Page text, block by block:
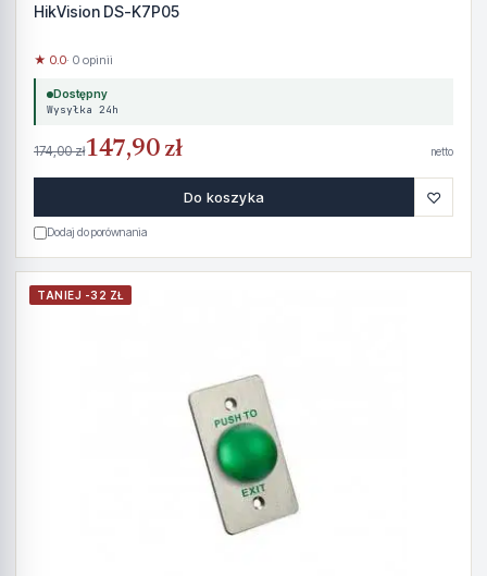
HikVision DS-K7P05
★ 0.0· 0 opinii
Dostępny
Wysyłka 24h
174,00 zł147,90 zł netto
Do koszyka ♡
Dodaj do porównania
TANIEJ -32 ZŁ